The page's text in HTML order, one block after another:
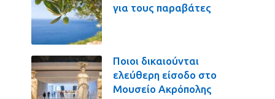
για τους παραβάτες
Ποιοι δικαιούνται
ελεύθερη είσοδο στο
Μουσείο Ακρόπολης